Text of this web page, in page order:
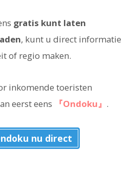
gratis kunt laten
, kunt u direct informatie
of regio maken.
inkomende toeristen
eerst eens
『Ondoku』 .
nu direct